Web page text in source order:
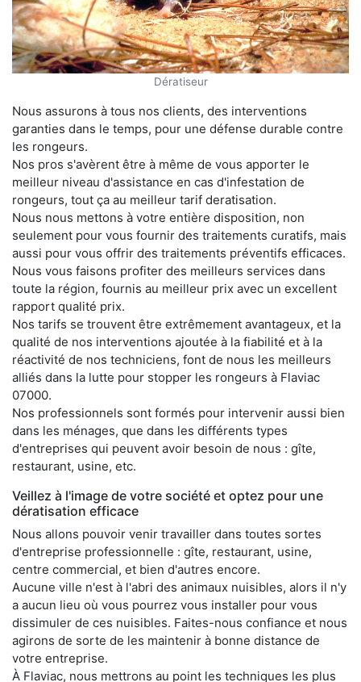
Dératiseur
Nous assurons à tous nos clients, des interventions
garanties dans le temps, pour une défense durable contre
les rongeurs.
Nos pros s'avèrent être à même de vous apporter le
meilleur niveau d'assistance en cas d'infestation de
rongeurs, tout ça au meilleur tarif deratisation.
Nous nous mettons à votre entière disposition, non
seulement pour vous fournir des traitements curatifs, mais
aussi pour vous offrir des traitements préventifs efficaces.
Nous vous faisons profiter des meilleurs services dans
toute la région, fournis au meilleur prix avec un excellent
rapport qualité prix.
Nos tarifs se trouvent être extrêmement avantageux, et la
qualité de nos interventions ajoutée à la fiabilité et à la
réactivité de nos techniciens, font de nous les meilleurs
alliés dans la lutte pour stopper les rongeurs à Flaviac
07000.
Nos professionnels sont formés pour intervenir aussi bien
dans les ménages, que dans les différents types
d'entreprises qui peuvent avoir besoin de nous : gîte,
restaurant, usine, etc.
Veillez à l'image de votre société et optez pour une
dératisation efficace
Nous allons pouvoir venir travailler dans toutes sortes
d'entreprise professionnelle : gîte, restaurant, usine,
centre commercial, et bien d'autres encore.
Aucune ville n'est à l'abri des animaux nuisibles, alors il n'y
a aucun lieu où vous pourrez vous installer pour vous
dissimuler de ces nuisibles. Faites-nous confiance et nous
agirons de sorte de les maintenir à bonne distance de
votre entreprise.
À Flaviac, nous mettrons au point les techniques les plus